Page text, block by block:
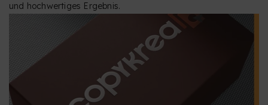
und hochwertiges Ergebnis.